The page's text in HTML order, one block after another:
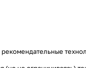
рекомендательные